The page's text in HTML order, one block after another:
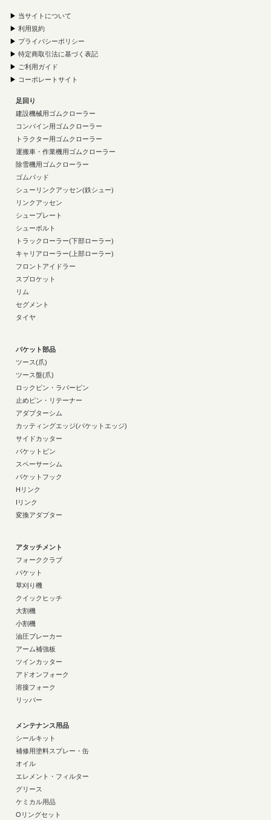
▶ 当サイトについて
▶ 利用規約
▶ プライバシーポリシー
▶ 特定商取引法に基づく表記
▶ ご利用ガイド
▶ コーポレートサイト
足回り
建設機械用ゴムクローラー
コンバイン用ゴムクローラー
トラクター用ゴムクローラー
運搬車・作業機用ゴムクローラー
除雪機用ゴムクローラー
ゴムパッド
シューリンクアッセン(鉄シュー)
リンクアッセン
シュープレート
シューボルト
トラックローラー(下部ローラー)
キャリアローラー(上部ローラー)
フロントアイドラー
スプロケット
リム
セグメント
タイヤ
バケット部品
ツース(爪)
ツース盤(爪)
ロックピン・ラバーピン
止めピン・リテーナー
アダプターシム
カッティングエッジ(バケットエッジ)
サイドカッター
バケットピン
スペーサーシム
バケットフック
Hリンク
Iリンク
変換アダプター
アタッチメント
フォーククラブ
バケット
草刈り機
クイックヒッチ
大割機
小割機
油圧ブレーカー
アーム補強板
ツインカッター
アドオンフォーク
溶接フォーク
リッパー
メンテナンス用品
シールキット
補修用塗料スプレー・缶
オイル
エレメント・フィルター
グリース
ケミカル用品
Oリングセット